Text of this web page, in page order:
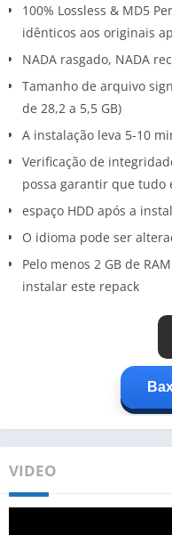
100% Lossless & MD5
idênticos aos originais
NADA rasgado, NADA
Tamanho de arquivo
de 28,2 a 5,5 GB)
A instalação leva 5-10
Verificação de
possa garantir que tudo
espaço HDD após a
O idioma pode ser
Pelo menos 2 GB de
instalar este repack
VIDEO